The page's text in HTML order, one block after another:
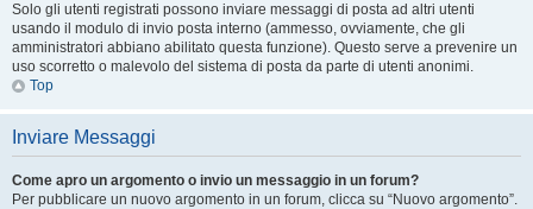
Solo gli utenti registrati possono inviare messaggi di posta ad altri utenti
usando il modulo di invio posta interno (ammesso, ovviamente, che gli
amministratori abbiano abilitato questa funzione). Questo serve a prevenire un
uso scorretto o malevolo del sistema di posta da parte di utenti anonimi.
Top
Inviare Messaggi
Come apro un argomento o invio un messaggio in un forum?
Per pubblicare un nuovo argomento in un forum, clicca su “Nuovo argomento”.